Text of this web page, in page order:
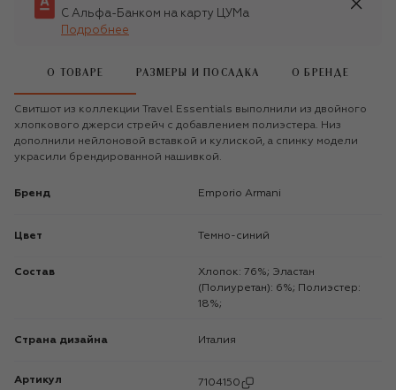
С Альфа-Банком на карту ЦУМа
Подробнее
О ТОВАРЕ РАЗМЕРЫ И ПОСАДКА О БРЕНДЕ
Свитшот из коллекции Travel Essentials выполнили из двойного
хлопкового джерси стрейч с добавлением полиэстера. Низ
дополнили нейлоновой вставкой и кулиской, а спинку модели
украсили брендированной нашивкой.
Бренд Emporio Armani
Цвет Темно-синий
Состав
Хлопок: 76%; Эластан
(Полиуретан): 6%; Полиэстер:
18%;
Страна дизайна Италия
Артикул 7104150